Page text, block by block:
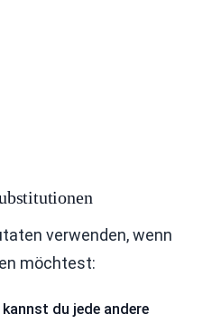
verwenden, wenn
möchtest:
du jede andere